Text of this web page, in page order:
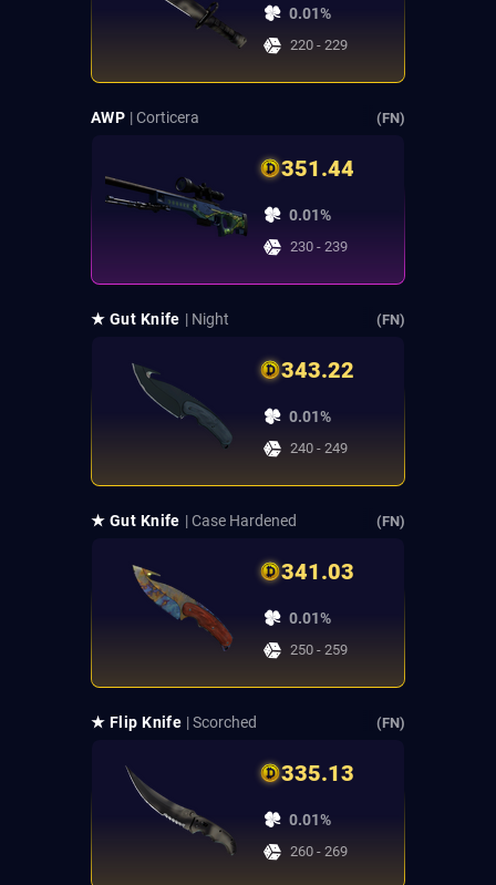
0.01%
220 - 229
AWP | Corticera (FN)
351.44
0.01%
230 - 239
★ Gut Knife | Night (FN)
343.22
0.01%
240 - 249
★ Gut Knife | Case Hardened (FN)
341.03
0.01%
250 - 259
★ Flip Knife | Scorched (FN)
335.13
0.01%
260 - 269